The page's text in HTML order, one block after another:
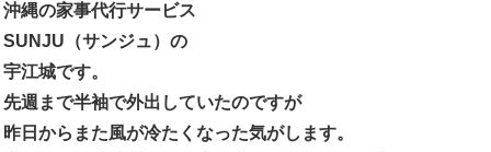
沖縄の家事代行サービス
SUNJU（サンジュ）の
宇江城です。
先週まで半袖で外出していたのですが
昨日からまた風が冷たくなった気がします。